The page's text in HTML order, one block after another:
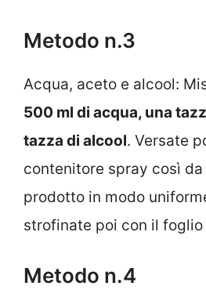
Metodo n.3
Acqua, aceto e alcool:
500 ml di acqua, una
tazza di alcool. Versate
contenitore spray così da
prodotto in modo
strofinate poi con il
Metodo n.4